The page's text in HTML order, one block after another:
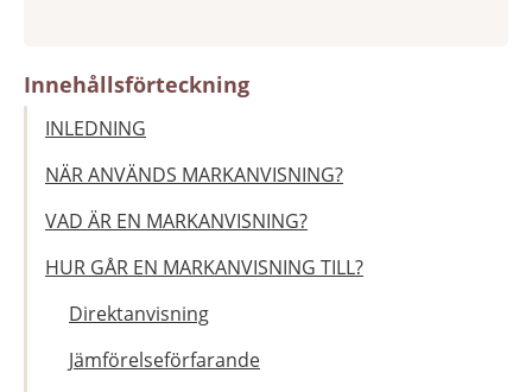
Innehållsförteckning
INLEDNING
NÄR ANVÄNDS MARKANVISNING?
VAD ÄR EN MARKANVISNING?
HUR GÅR EN MARKANVISNING TILL?
Direktanvisning
Jämförelseförfarande